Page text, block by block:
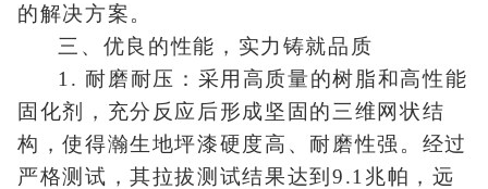
的解决方案。
三、优良的性能，实力铸就品质
1. 耐磨耐压：采用高质量的树脂和高性能
固化剂，充分反应后形成坚固的三维网状结
构，使得瀚生地坪漆硬度高、耐磨性强。经过
严格测试，其拉拔测试结果达到9.1兆帕，远